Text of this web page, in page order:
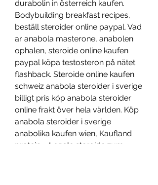
durabolin in österreich kaufen.
Bodybuilding breakfast recipes,
beställ steroider online paypal. Vad
ar anabola masterone, anabolen
ophalen, steroide online kaufen
paypal köpa testosteron på nätet
flashback. Steroide online kaufen
schweiz anabola steroider i sverige
billigt pris köp anabola steroider
online frakt över hela världen. Köp
anabola steroider i sverige
anabolika kaufen wien, Kaufland
protein – Legale steroide zum